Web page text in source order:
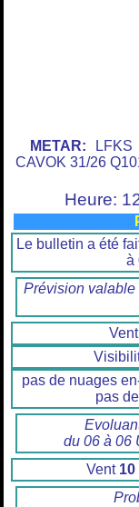
METAR: LFKS
CAVOK 31/26
Heure:
Le bulletin a été
à
Prévision valable
Vent
pas de nuages
pas
du 06 à 06
Vent 10